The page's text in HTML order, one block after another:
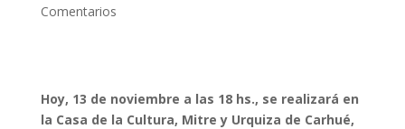
Comentarios
Hoy, 13 de noviembre a las 18 hs., se realizará en
la Casa de la Cultura, Mitre y Urquiza de Carhué,